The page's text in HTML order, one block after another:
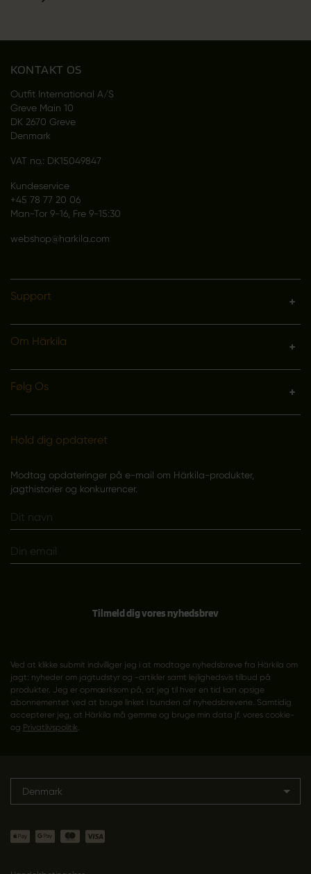
KONTAKT OS
Outfit International A/S
Greve Main 10
DK 2670 Greve
Denmark
VAT no.: DK15049847
Kundeservice
+45 78 77 20 06
Man-Tor 9-16, Fre 9-15:30
webshop@harkila.com
Support
Om Härkila
Følg Os
Hold dig opdateret
Modtag opdateringer på e-mail om Härkila-produkter,
jagthistorier og konkurrencer.
Tilmeld dig vores nyhedsbrev
Ved at klikke submit indvilliger jeg i at modtage nyhedsbreve fra Härkila om
jagt: nyheder om jagtudstyr og -artikler samt lejlighedsvis tilbud på
produkter. Jeg er opmærksom på, at jeg til hver en tid kan opsige
abonnementet ved at bruge linket i bunden af nyhedsbrevene. Samtidig
accepterer jeg, at Härkila må gemme og bruge min data jf. vores cookie-
og Privatlivspolitik.
Denmark